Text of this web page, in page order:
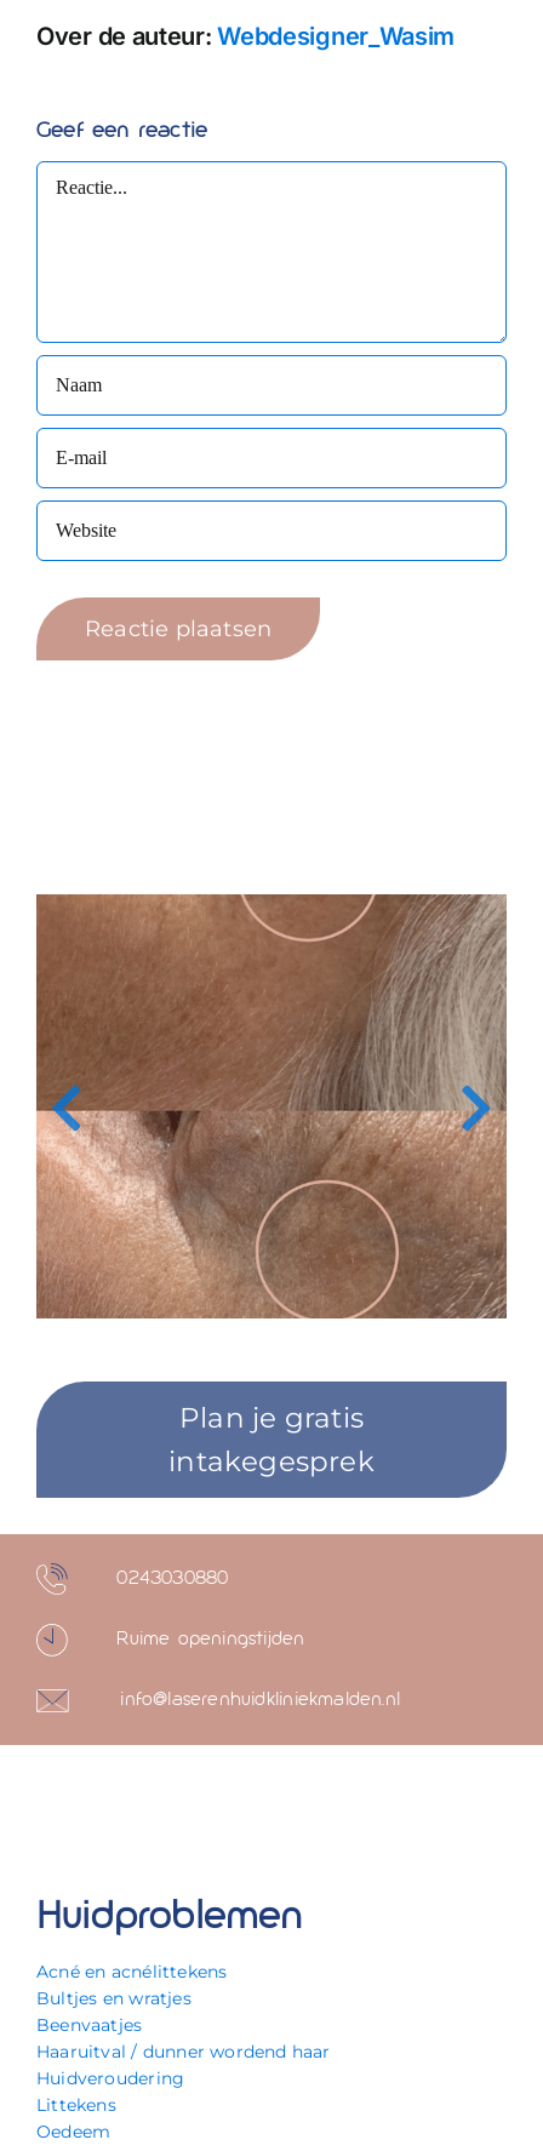
Over de auteur:Webdesigner_Wasim
Geef een reactie
Reactie
Plan je gratis
intakegesprek
0243030880
Ruime openingstijden
info@laserenhuidkliniekmalden.nl
Huidproblemen
Acné en acnélittekens
Bultjes en wratjes
Beenvaatjes
Haaruitval / dunner wordend haar
Huidveroudering
Littekens
Oedeem